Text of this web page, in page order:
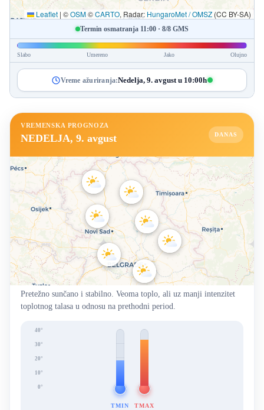
Leaflet | ©OSM©CARTO, Radar: HungaroMet / OMSZ (CC BY-SA)
Termin osmatranja 11:00 · 8/8 GMS
Slabo Umereno Jako Olujno
Vreme ažuriranja:Nedelja, 9. avgust u 10:00h
VREMENSKA PROGNOZA
NEDELJA, 9. avgust DANAS
Pretežno sunčano i stabilno. Veoma toplo, ali uz manji intenzitet
toplotnog talasa u odnosu na prethodni period.
40°
30°
20°
10°
0°
TMIN TMAX